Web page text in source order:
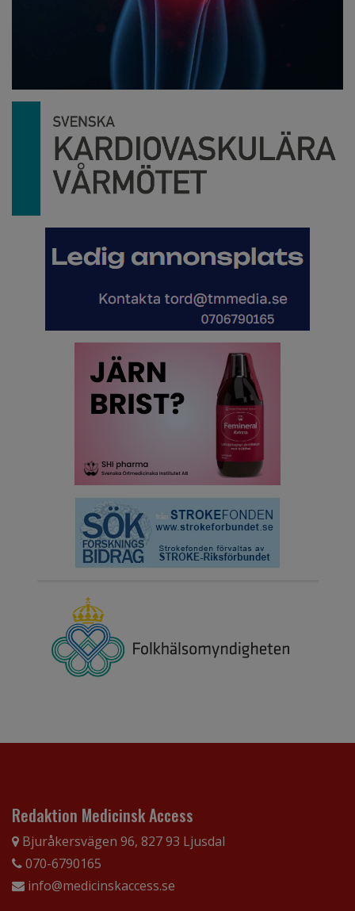
Redaktion Medicinsk Access
Bjuråkersvägen 96, 827 93 Ljusdal
070-6790165
info@medicinskaccess.se